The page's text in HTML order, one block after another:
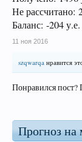
Не рассчитано:
Баланс: -204 у.е.
11 ноя 2016
szqwarqa нравится
Понравился пост?
Прогноз на